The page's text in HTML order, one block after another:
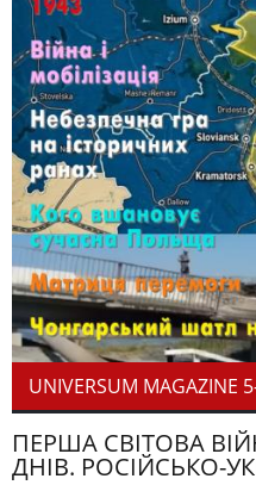
UNIVERSUM MAGAZINE
ПЕРША СВІТОВА
ДНІВ. РОСІЙСЬКО-